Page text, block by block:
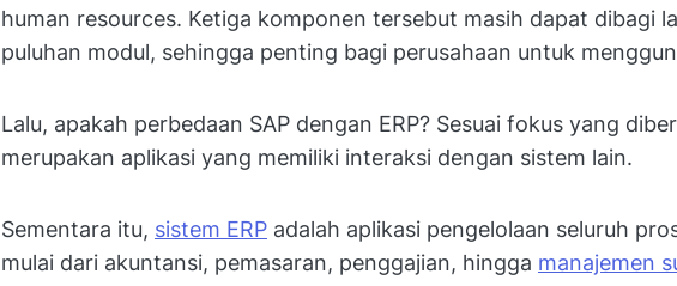
human resources. Ketiga komponen tersebut masih dapat dibagi
puluhan modul, sehingga penting bagi perusahaan untuk
Lalu, apakah perbedaan SAP dengan ERP? Sesuai fokus yang
merupakan aplikasi yang memiliki interaksi dengan sistem lain.
Sementara itu, sistem ERP adalah aplikasi pengelolaan seluruh
mulai dari akuntansi, pemasaran, penggajian, hingga manajemen